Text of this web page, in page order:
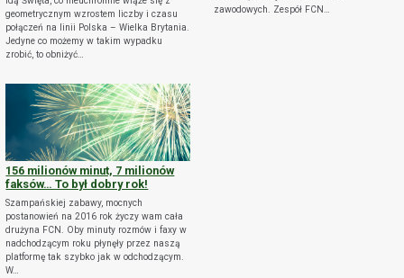
geometrycznym wzrostem liczby i czasu
połączeń na linii Polska – Wielka Brytania.
Jedyne co możemy w takim wypadku
zrobić, to obniżyć…
zawodowych. Zespół FCN…
156 milionów minut, 7 milionów
faksów… To był dobry rok!
Szampańskiej zabawy, mocnych
postanowień na 2016 rok życzy wam cała
drużyna FCN. Oby minuty rozmów i faxy w
nadchodzącym roku płynęły przez naszą
platformę tak szybko jak w odchodzącym.
W…